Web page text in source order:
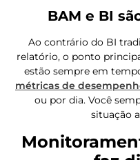
BAM e BI
Ao contrário do BI
relatório, o ponto
estão sempre em
métricas de
ou por dia. Você
situação